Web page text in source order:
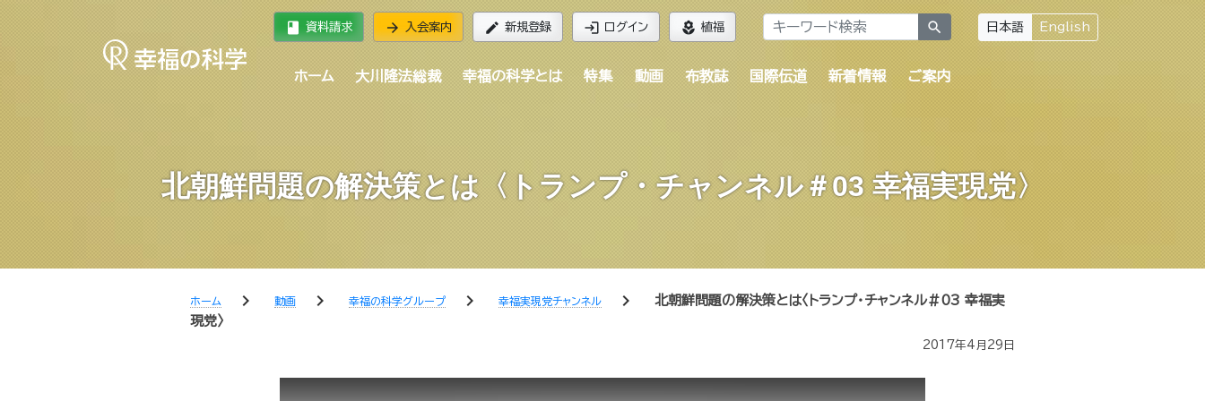
book 資料請求 arrow_forward 入会案内 edit 新規登録 login ログイン local_florist 植福 search 日本語 English
ホーム 大川隆法総裁 幸福の科学とは 特集 動画 布教誌 国際伝道 新着情報 ご案内
北朝鮮問題の解決策とは〈トランプ・チャンネル＃03 幸福実現党〉
ホーム chevron_right 動画 chevron_right 幸福の科学グループ chevron_right 幸福実現党チャンネル chevron_right
北朝鮮問題の解決策とは〈トランプ・チャンネル＃03 幸福実
現党〉
2017年4月29日